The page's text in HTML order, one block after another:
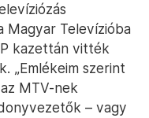
Magyar Televízióba
kazettán vitték
„Emlékeim szerint
MTV-nek
– vagy